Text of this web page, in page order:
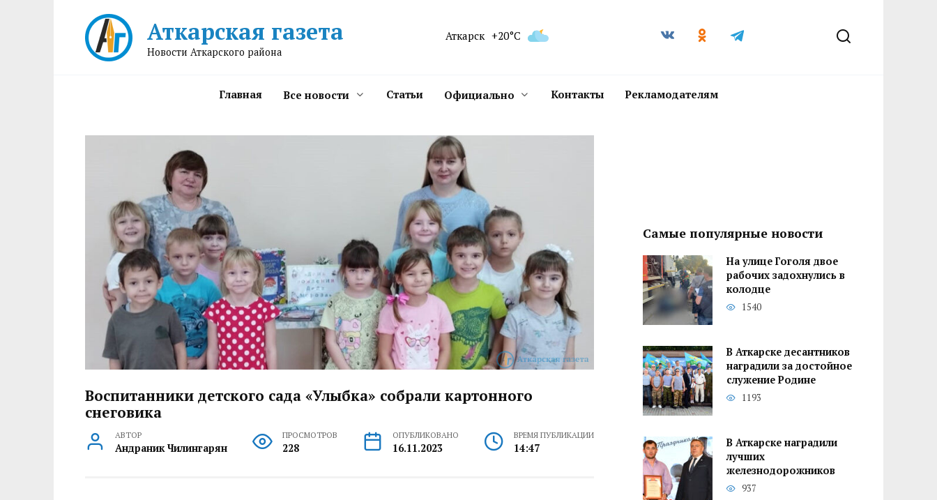
Аткарская газета
Новости Аткарского района
Аткарск +20°C
Главная Все новости Статьи Официально Контакты Рекламодателям
Воспитанники детского сада «Улыбка» собрали картонного
снеговика
АВТОР
Андраник Чилингарян
ПРОСМОТРОВ
228
ОПУБЛИКОВАНО
16.11.2023
ВРЕМЯ ПУБЛИКАЦИИ
14:47
Самые популярные новости
На улице Гоголя двое
рабочих задохнулись в
колодце
1540
В Аткарске десантников
наградили за достойное
служение Родине
1193
В Аткарске наградили
лучших
железнодорожников
937